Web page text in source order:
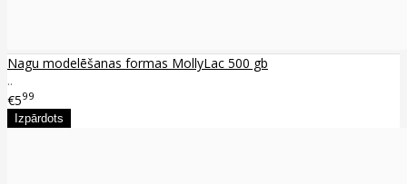
Nagu modelēšanas formas MollyLac 500 gb
..
€599